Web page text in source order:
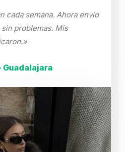
cada semana. Ahora envío
problemas. Mis
Guadalajara